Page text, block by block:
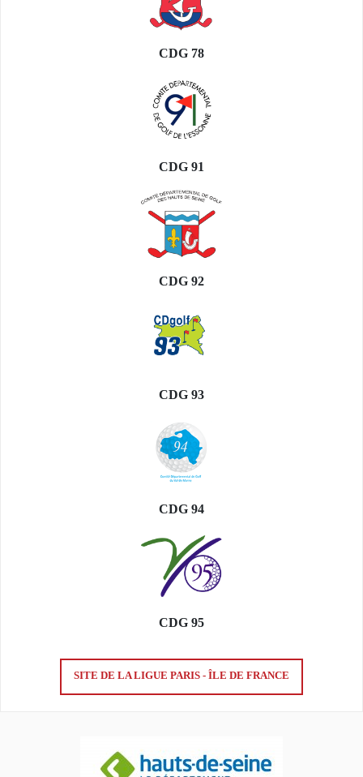
CDG 78
CDG 91
CDG 92
CDG 93
CDG 94
CDG 95
SITE DE LA LIGUE PARIS - ÎLE DE FRANCE